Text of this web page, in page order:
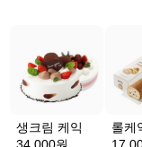
생크림 케익
롤케